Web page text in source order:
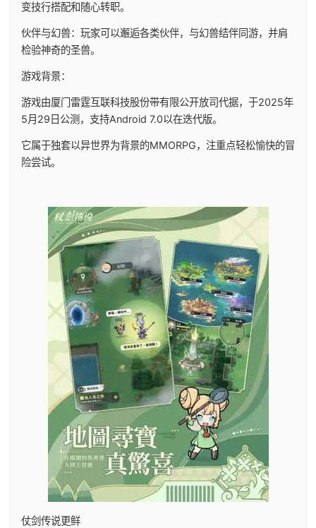
变技行搭配和随心转职。
伙伴与幻兽：玩家可以邂逅各类伙伴，与幻兽结伴同游，并肩
检验神奇的圣兽。
游戏背景：
游戏由厦门雷霆互联科技股份带有限公开放司代据，于2025年
5月29日公测，支持Android 7.0以在迭代版。
它属于独套以异世界为背景的MMORPG，注重点轻松愉快的冒
险尝试。
仗剑传说更鲜